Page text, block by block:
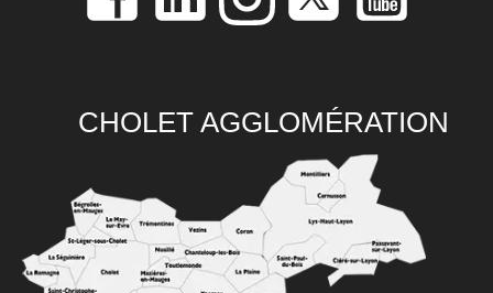
CHOLET AGGLOMÉRATION